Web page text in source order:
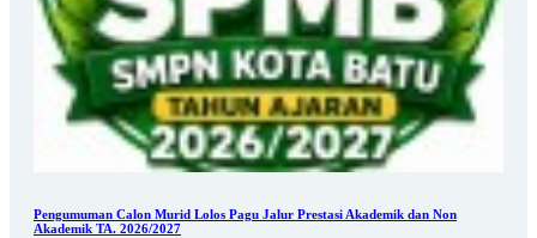
Pengumuman Calon Murid Lolos Pagu Jalur Prestasi Akademik dan Non
Akademik TA. 2026/2027